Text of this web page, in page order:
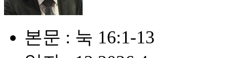
본문 : 눅 16:1-13